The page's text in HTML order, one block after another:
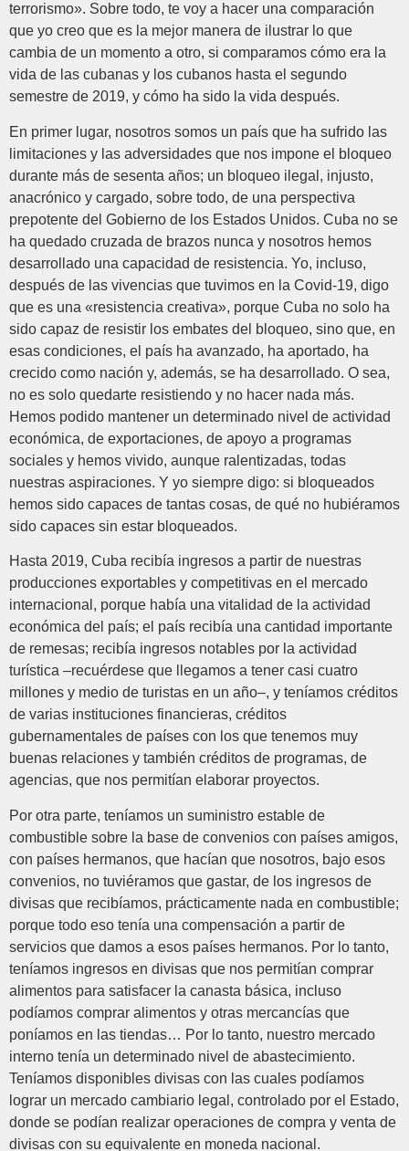
terrorismo». Sobre todo, te voy a hacer una comparación
que yo creo que es la mejor manera de ilustrar lo que
cambia de un momento a otro, si comparamos cómo era la
vida de las cubanas y los cubanos hasta el segundo
semestre de 2019, y cómo ha sido la vida después.
En primer lugar, nosotros somos un país que ha sufrido las
limitaciones y las adversidades que nos impone el bloqueo
durante más de sesenta años; un bloqueo ilegal, injusto,
anacrónico y cargado, sobre todo, de una perspectiva
prepotente del Gobierno de los Estados Unidos. Cuba no se
ha quedado cruzada de brazos nunca y nosotros hemos
desarrollado una capacidad de resistencia. Yo, incluso,
después de las vivencias que tuvimos en la Covid-19, digo
que es una «resistencia creativa», porque Cuba no solo ha
sido capaz de resistir los embates del bloqueo, sino que, en
esas condiciones, el país ha avanzado, ha aportado, ha
crecido como nación y, además, se ha desarrollado. O sea,
no es solo quedarte resistiendo y no hacer nada más.
Hemos podido mantener un determinado nivel de actividad
económica, de exportaciones, de apoyo a programas
sociales y hemos vivido, aunque ralentizadas, todas
nuestras aspiraciones. Y yo siempre digo: si bloqueados
hemos sido capaces de tantas cosas, de qué no hubiéramos
sido capaces sin estar bloqueados.
Hasta 2019, Cuba recibía ingresos a partir de nuestras
producciones exportables y competitivas en el mercado
internacional, porque había una vitalidad de la actividad
económica del país; el país recibía una cantidad importante
de remesas; recibía ingresos notables por la actividad
turística –recuérdese que llegamos a tener casi cuatro
millones y medio de turistas en un año–, y teníamos créditos
de varias instituciones financieras, créditos
gubernamentales de países con los que tenemos muy
buenas relaciones y también créditos de programas, de
agencias, que nos permitían elaborar proyectos.
Por otra parte, teníamos un suministro estable de
combustible sobre la base de convenios con países amigos,
con países hermanos, que hacían que nosotros, bajo esos
convenios, no tuviéramos que gastar, de los ingresos de
divisas que recibíamos, prácticamente nada en combustible;
porque todo eso tenía una compensación a partir de
servicios que damos a esos países hermanos. Por lo tanto,
teníamos ingresos en divisas que nos permitían comprar
alimentos para satisfacer la canasta básica, incluso
podíamos comprar alimentos y otras mercancías que
poníamos en las tiendas… Por lo tanto, nuestro mercado
interno tenía un determinado nivel de abastecimiento.
Teníamos disponibles divisas con las cuales podíamos
lograr un mercado cambiario legal, controlado por el Estado,
donde se podían realizar operaciones de compra y venta de
divisas con su equivalente en moneda nacional.